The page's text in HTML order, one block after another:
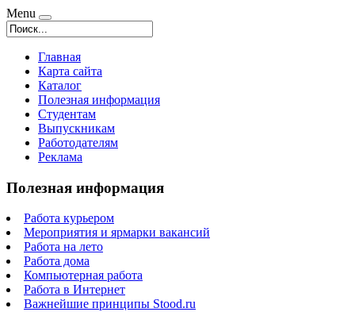
Menu
Главная
Карта сайта
Каталог
Полезная информация
Студентам
Выпускникам
Работодателям
Реклама
Полезная информация
Работа курьером
Мероприятия и ярмарки вакансий
Работа на лето
Работа дома
Компьютерная работа
Работа в Интернет
Важнейшие принципы Stood.ru